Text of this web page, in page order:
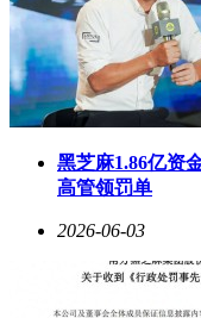
黑芝麻1.86亿资
高管领罚单
2026-06-03